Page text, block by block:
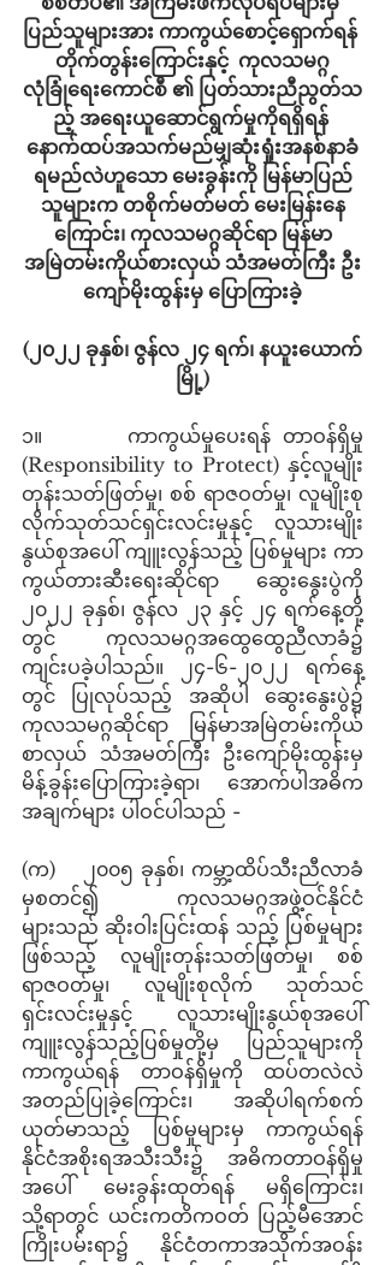
ပြည်သူများအား ကာကွယ်စောင့်ရှောက်ရန်
တိုက်တွန်းကြောင်းနှင့်  ကုလသမဂ္ဂ
လုံခြုံရေးကောင်စီ ၏ ပြတ်သားညီညွတ်သ
ည့် အရေးယူဆောင်ရွက်မှုကိုရရှိရန်
နောက်ထပ်အသက်မည်မျှဆုံးရှုံးအနစ်နာခံ
ရမည်လဲဟူသော မေးခွန်းကို မြန်မာပြည်
သူများက တစိုက်မတ်မတ် မေးမြန်းနေ
ကြောင်း၊ ကုလသမဂ္ဂဆိုင်ရာ မြန်မာ
အမြဲတမ်းကိုယ်စားလှယ် သံအမတ်ကြီး ဦး
ကျော်မိုးထွန်းမှ ပြောကြားခဲ့
(၂၀၂၂ ခုနှစ်၊ ဇွန်လ ၂၄ ရက်၊ နယူးယောက်
မြို့)
၁။       ကာကွယ်မှုပေးရန် တာဝန်ရှိမှု
(Responsibility to Protect) နှင့်လူမျိုး
တုန်းသတ်ဖြတ်မှု၊ စစ် ရာဇဝတ်မှု၊ လူမျိုးစု
လိုက်သုတ်သင်ရှင်းလင်းမှုနှင့် လူသားမျိုး
နွယ်စုအပေါ် ကျူးလွန်သည့် ပြစ်မှုများ ကာ
ကွယ်တားဆီးရေးဆိုင်ရာ ဆွေးနွေးပွဲကို
၂၀၂၂ ခုနှစ်၊ ဇွန်လ ၂၃ နှင့် ၂၄ ရက်နေ့တို့
တွင် ကုလသမဂ္ဂအထွေထွေညီလာခံ၌
ကျင်းပခဲ့ပါသည်။ ၂၄-၆-၂၀၂၂ ရက်နေ့
တွင် ပြုလုပ်သည့် အဆိုပါ ဆွေးနွေးပွဲ၌
ကုလသမဂ္ဂဆိုင်ရာ မြန်မာအမြဲတမ်းကိုယ်
စာလှယ် သံအမတ်ကြီး ဦးကျော်မိုးထွန်းမှ
မိန့်ခွန်းပြောကြားခဲ့ရာ၊ အောက်ပါအဓိက
အချက်များ ပါဝင်ပါသည် -
(က)    ၂၀၀၅ ခုနှစ်၊ ကမ္ဘာ့ထိပ်သီးညီလာခံ
မှစတင်၍ ကုလသမဂ္ဂအဖွဲ့ဝင်နိုင်ငံ
များသည် ဆိုးဝါးပြင်းထန် သည့် ပြစ်မှုများ
ဖြစ်သည့် လူမျိုးတုန်းသတ်ဖြတ်မှု၊ စစ်
ရာဇဝတ်မှု၊ လူမျိုးစုလိုက် သုတ်သင်
ရှင်းလင်းမှုနှင့် လူသားမျိုးနွယ်စုအပေါ်
ကျူးလွန်သည့်ပြစ်မှုတို့မှ ပြည်သူများကို
ကာကွယ်ရန် တာဝန်ရှိမှုကို ထပ်တလဲလဲ
အတည်ပြုခဲ့ကြောင်း၊ အဆိုပါရက်စက်
ယုတ်မာသည့် ပြစ်မှုများမှ ကာကွယ်ရန်
နိုင်ငံအစိုးရအသီးသီး၌ အဓိကတာဝန်ရှိမှု
အပေါ် မေးခွန်းထုတ်ရန် မရှိကြောင်း၊
သို့ရာတွင် ယင်းကတိကဝတ် ပြည့်မီအောင်
ကြိုးပမ်းရာ၌ နိုင်ငံတကာအသိုက်အဝန်း